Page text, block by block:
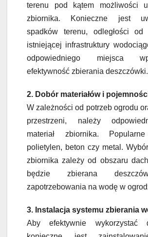
terenu pod kątem możliwości
zbiornika. Konieczne jest
spadków terenu, odległości
istniejącej infrastruktury
odpowiedniego miejsca
efektywność zbierania deszczówki.
2. Dobór materiałów i
W zależności od potrzeb ogrodu
przestrzeni, należy
materiał zbiornika.
polietylen, beton czy metal.
zbiornika zależy od obszaru
będzie zbierana
zapotrzebowania na wodę w
3. Instalacja systemu zbierania
Aby efektywnie wykorzystać